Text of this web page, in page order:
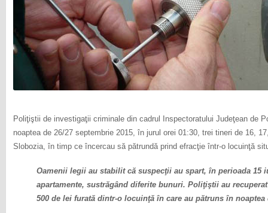
Poliţiştii de investigaţii criminale din cadrul Inspectoratului Judeţean de
noaptea de 26/27 septembrie 2015, în jurul orei 01:30, trei tineri de 16,
Slobozia, în timp ce încercau să pătrundă prind efracţie într-o locuinţă
Oamenii legii au stabilit că suspecţii au spart, în perioada 15
apartamente, sustrăgând diferite bunuri. Poliţiştii au
500 de lei furată dintr-o locuinţă în care au pătruns în noaptea